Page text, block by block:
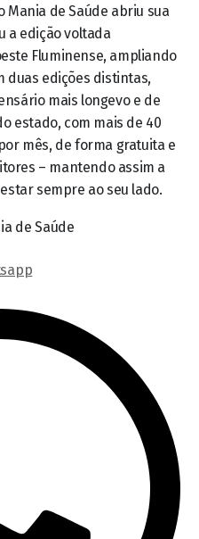
Mania de Saúde abriu sua
a edição voltada
Fluminense, ampliando
duas edições distintas,
mais longevo e de
estado, com mais de 40
mês, de forma gratuita e
– mantendo assim a
sempre ao seu lado.